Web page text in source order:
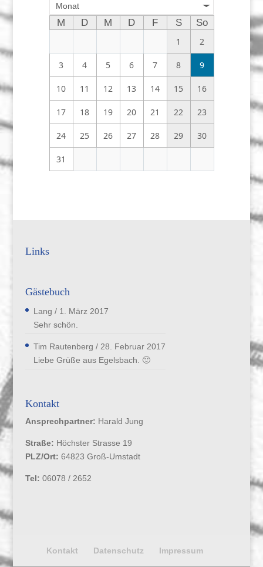
Monat
M D M D F S
So
1
2
3 4 5 6 7 8 9
10 11 12 13 14 15 16
17 18 19 20 21 22 23
24 25 26 27 28 29 30
31
Links
Gästebuch
Lang / 1. März 2017
Sehr schön.
Tim Rautenberg / 28. Februar 2017
Liebe Grüße aus Egelsbach. 🙂
Kontakt
Ansprechpartner: Harald Jung
Straße: Höchster Strasse 19
PLZ/Ort: 64823 Groß-Umstadt
Tel: 06078 / 2652
Kontakt Datenschutz Impressum